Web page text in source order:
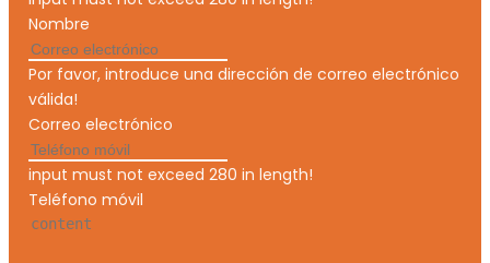
Nombre
Por favor, introduce una dirección de correo electrónico
válida!
Correo electrónico
input must not exceed 280 in length!
Teléfono móvil